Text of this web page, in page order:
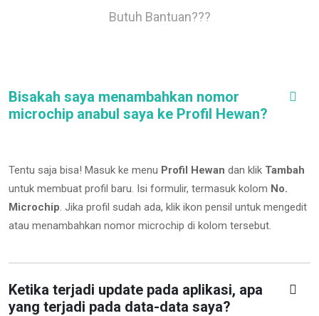
Butuh Bantuan???
Bisakah saya menambahkan nomor
microchip anabul saya ke Profil Hewan?
Tentu saja bisa! Masuk ke menu Profil Hewan dan klik Tambah
untuk membuat profil baru. Isi formulir, termasuk kolom No.
Microchip. Jika profil sudah ada, klik ikon pensil untuk mengedit
atau menambahkan nomor microchip di kolom tersebut.
Ketika terjadi update pada aplikasi, apa
yang terjadi pada data-data saya?